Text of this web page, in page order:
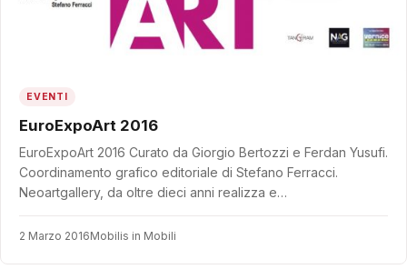
EVENTI
EuroExpoArt 2016
EuroExpoArt 2016 Curato da Giorgio Bertozzi e Ferdan Yusufi.
Coordinamento grafico editoriale di Stefano Ferracci.
Neoartgallery, da oltre dieci anni realizza e…
2 Marzo 2016Mobilis in Mobili